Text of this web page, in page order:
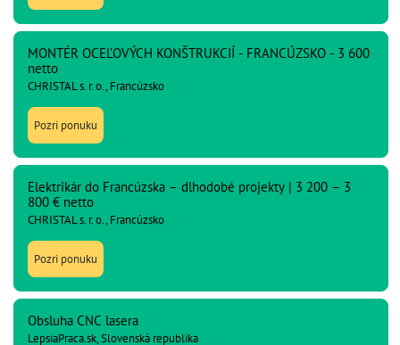
MONTÉR OCEĽOVÝCH KONŠTRUKCIÍ - FRANCÚZSKO - 3 600
netto
CHRISTAL s. r. o., Francúzsko
Pozri ponuku
Elektrikár do Francúzska – dlhodobé projekty | 3 200 – 3
800 € netto
CHRISTAL s. r. o., Francúzsko
Pozri ponuku
Obsluha CNC lasera
LepsiaPraca.sk, Slovenská republika